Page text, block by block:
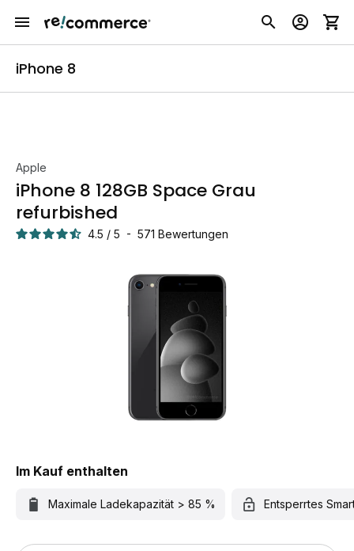
iPhone 8
Apple
iPhone 8 128GB Space Grau
refurbished
4.5 / 5 - 571 Bewertungen
Im Kauf enthalten
Maximale Ladekapazität > 85 % Entsperrtes